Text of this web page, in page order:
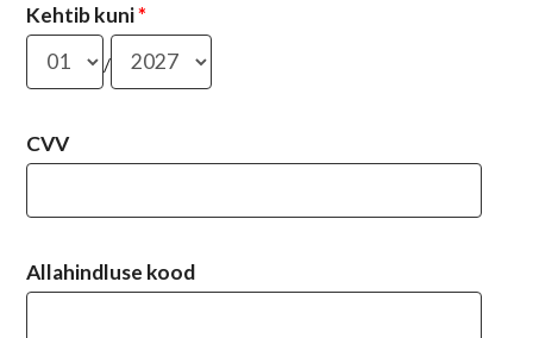
Kehtib kuni*
/
CVV
Allahindluse kood